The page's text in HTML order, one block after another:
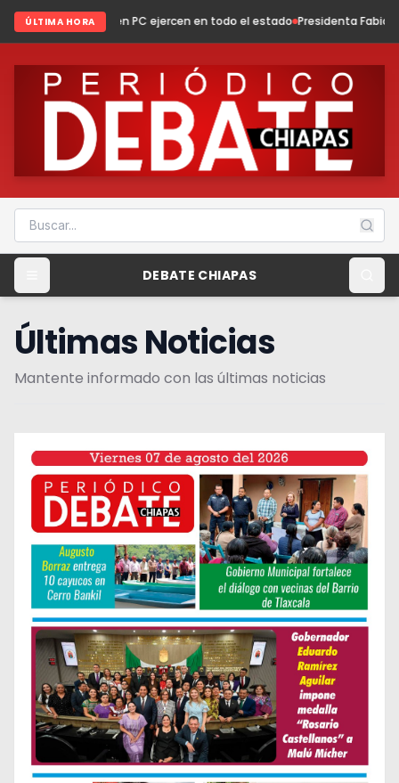
ÚLTIMA HORA
PC ejercen en todo el estado Presidenta Fabiola Ricci fortalece el
DEBATE CHIAPAS
Últimas Noticias
Mantente informado con las últimas noticias